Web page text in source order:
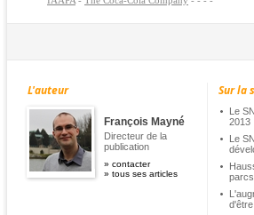
L'auteur
François Mayné
Directeur de la
publication
» contacter
» tous ses articles
Sur la
Le
2013
Le